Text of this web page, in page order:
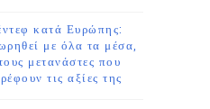
κατά Ευρώπης:
με όλα τα μέσα,
μετανάστες που
τις αξίες της